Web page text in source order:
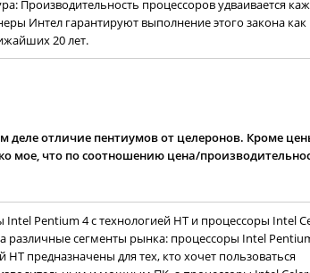
Производительность процессоров удваивается
Интел гарантируют выполнение этого закона
20 лет.
деле отличие пентиумов от целеронов. Кроме
мое, что по соотношению цена/
Intel Pentium 4 с технологией HT и процессоры Intel
различные сегменты рынка: процессоры Intel
HT предназначены для тех, кто хочет пользоваться